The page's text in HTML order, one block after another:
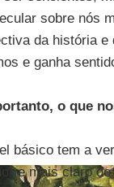
sobre nós
da história
e ganha
o que
básico tem a
e mais claro